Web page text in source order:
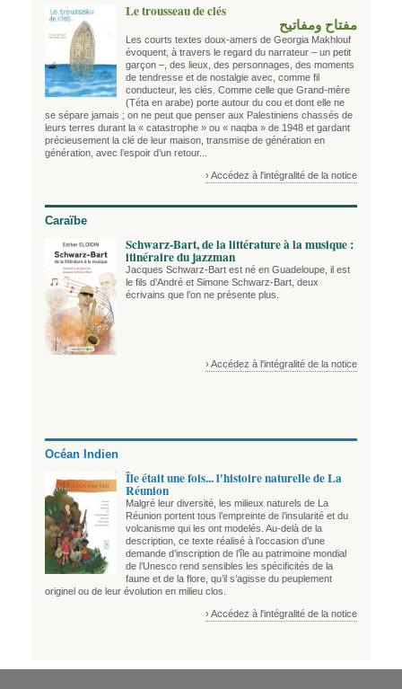
Le trousseau de clés
مفتاح ومفاتيح
Les courts textes doux-amers de Georgia Makhlouf
évoquent, à travers le regard du narrateur – un petit
garçon –, des lieux, des personnages, des moments
de tendresse et de nostalgie avec, comme fil
conducteur, les clés. Comme celle que Grand-mère
(Téta en arabe) porte autour du cou et dont elle ne
se sépare jamais ; on ne peut que penser aux Palestiniens chassés de
leurs terres durant la « catastrophe » ou « naqba » de 1948 et gardant
précieusement la clé de leur maison, transmise de génération en
génération, avec l’espoir d’un retour...
› Accédez à l'intégralité de la notice
Caraïbe
Schwarz-Bart, de la littérature à la musique :
itinéraire du jazzman
Jacques Schwarz-Bart est né en Guadeloupe, il est
le fils d’André et Simone Schwarz-Bart, deux
écrivains que l’on ne présente plus.
› Accédez à l'intégralité de la notice
Océan Indien
Île était une fois... l'histoire naturelle de La
Réunion
Malgré leur diversité, les milieux naturels de La
Réunion portent tous l’empreinte de l’insularité et du
volcanisme qui les ont modelés. Au-delà de la
description, ce texte réalisé à l’occasion d’une
demande d’inscription de l’île au patrimoine mondial
de l’Unesco rend sensibles les spécificités de la
faune et de la flore, qu’il s’agisse du peuplement
originel ou de leur évolution en milieu clos.
› Accédez à l'intégralité de la notice